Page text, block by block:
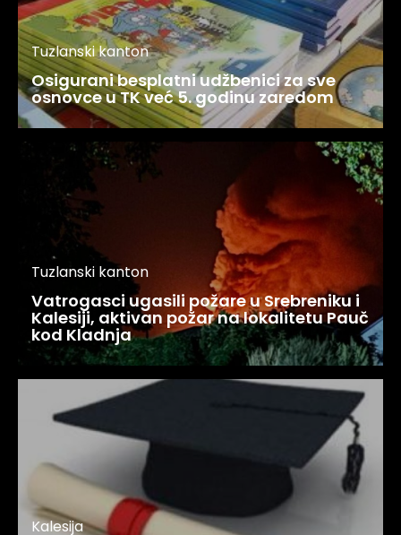
Tuzlanski kanton
Osigurani besplatni udžbenici za sve
osnovce u TK već 5. godinu zaredom
Tuzlanski kanton
Vatrogasci ugasili požare u Srebreniku i
Kalesiji, aktivan požar na lokalitetu Pauč
kod Kladnja
Kalesija